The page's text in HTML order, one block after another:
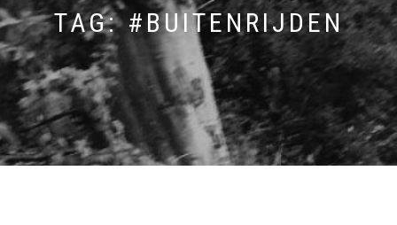
TAG: #BUITENRIJDEN